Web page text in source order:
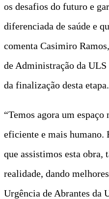
os desafios do futuro e
diferenciada de saúde e
comenta Casimiro
de Administração da
da finalização desta etapa.
“Temos agora um
eficiente e mais humano.
que assistimos esta obra,
realidade, dando
Urgência de Abrantes da